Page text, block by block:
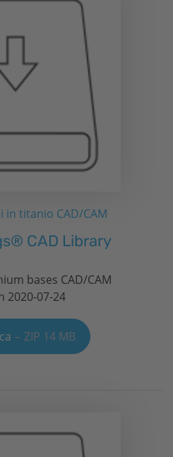
in titanio CAD/CAM
CAD Library
bases CAD/CAM
2020-07-24
ZIP 14 MB